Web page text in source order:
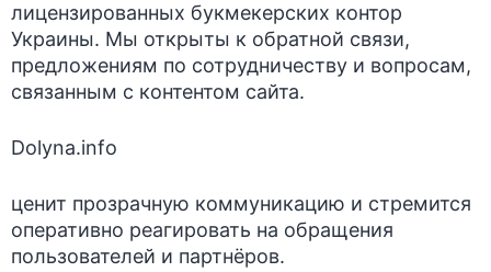
лицензированных букмекерских контор
Украины. Мы открыты к обратной связи,
предложениям по сотрудничеству и вопросам,
связанным с контентом сайта.
Dolyna.info
ценит прозрачную коммуникацию и стремится
оперативно реагировать на обращения
пользователей и партнёров.